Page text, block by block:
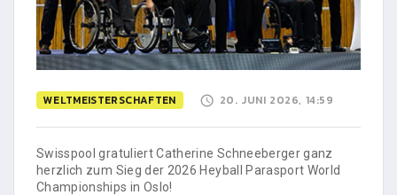
WELTMEISTERSCHAFTEN 20. JUNI 2026, 14:59
Swisspool gratuliert Catherine Schneeberger ganz
herzlich zum Sieg der 2026 Heyball Parasport World
Championships in Oslo!